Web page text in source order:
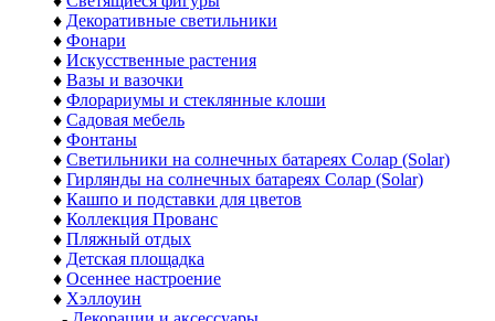
♦ Декоративные светильники
♦ Фонари
♦ Искусственные растения
♦ Вазы и вазочки
♦ Флорариумы и стеклянные клоши
♦ Садовая мебель
♦ Фонтаны
♦ Светильники на солнечных батареях Солар (Solar)
♦ Гирлянды на солнечных батареях Солар (Solar)
♦ Кашпо и подставки для цветов
♦ Коллекция Прованс
♦ Пляжный отдых
♦ Детская площадка
♦ Осеннее настроение
♦ Хэллоуин